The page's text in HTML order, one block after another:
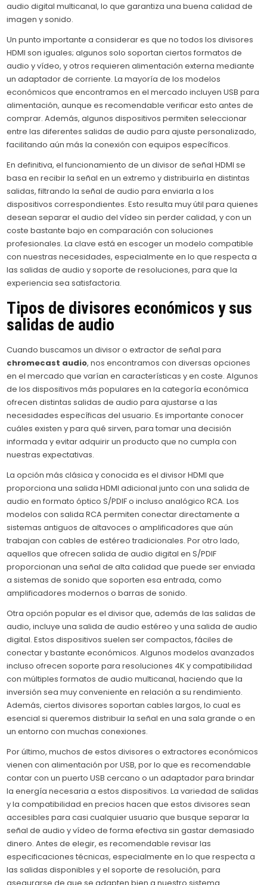
audio digital multicanal, lo que garantiza una buena calidad de
imagen y sonido.
Un punto importante a considerar es que no todos los divisores
HDMI son iguales; algunos solo soportan ciertos formatos de
audio y vídeo, y otros requieren alimentación externa mediante
un adaptador de corriente. La mayoría de los modelos
económicos que encontramos en el mercado incluyen USB para
alimentación, aunque es recomendable verificar esto antes de
comprar. Además, algunos dispositivos permiten seleccionar
entre las diferentes salidas de audio para ajuste personalizado,
facilitando aún más la conexión con equipos específicos.
En definitiva, el funcionamiento de un divisor de señal HDMI se
basa en recibir la señal en un extremo y distribuirla en distintas
salidas, filtrando la señal de audio para enviarla a los
dispositivos correspondientes. Esto resulta muy útil para quienes
desean separar el audio del vídeo sin perder calidad, y con un
coste bastante bajo en comparación con soluciones
profesionales. La clave está en escoger un modelo compatible
con nuestras necesidades, especialmente en lo que respecta a
las salidas de audio y soporte de resoluciones, para que la
experiencia sea satisfactoria.
Tipos de divisores económicos y sus
salidas de audio
Cuando buscamos un divisor o extractor de señal para
chromecast audio, nos encontramos con diversas opciones
en el mercado que varían en características y en coste. Algunos
de los dispositivos más populares en la categoría económica
ofrecen distintas salidas de audio para ajustarse a las
necesidades específicas del usuario. Es importante conocer
cuáles existen y para qué sirven, para tomar una decisión
informada y evitar adquirir un producto que no cumpla con
nuestras expectativas.
La opción más clásica y conocida es el divisor HDMI que
proporciona una salida HDMI adicional junto con una salida de
audio en formato óptico S/PDIF o incluso analógico RCA. Los
modelos con salida RCA permiten conectar directamente a
sistemas antiguos de altavoces o amplificadores que aún
trabajan con cables de estéreo tradicionales. Por otro lado,
aquellos que ofrecen salida de audio digital en S/PDIF
proporcionan una señal de alta calidad que puede ser enviada
a sistemas de sonido que soporten esa entrada, como
amplificadores modernos o barras de sonido.
Otra opción popular es el divisor que, además de las salidas de
audio, incluye una salida de audio estéreo y una salida de audio
digital. Estos dispositivos suelen ser compactos, fáciles de
conectar y bastante económicos. Algunos modelos avanzados
incluso ofrecen soporte para resoluciones 4K y compatibilidad
con múltiples formatos de audio multicanal, haciendo que la
inversión sea muy conveniente en relación a su rendimiento.
Además, ciertos divisores soportan cables largos, lo cual es
esencial si queremos distribuir la señal en una sala grande o en
un entorno con muchas conexiones.
Por último, muchos de estos divisores o extractores económicos
vienen con alimentación por USB, por lo que es recomendable
contar con un puerto USB cercano o un adaptador para brindar
la energía necesaria a estos dispositivos. La variedad de salidas
y la compatibilidad en precios hacen que estos divisores sean
accesibles para casi cualquier usuario que busque separar la
señal de audio y vídeo de forma efectiva sin gastar demasiado
dinero. Antes de elegir, es recomendable revisar las
especificaciones técnicas, especialmente en lo que respecta a
las salidas disponibles y el soporte de resolución, para